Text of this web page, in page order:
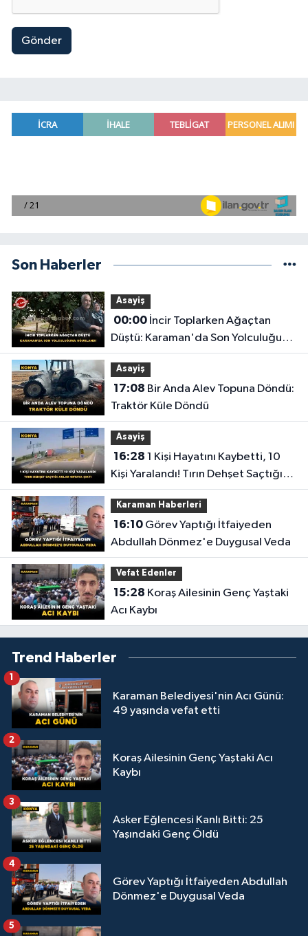
Gönder
Son Haberler
Asayiş
00:00İncir Toplarken Ağaçtan
Düştü: Karaman'da Son Yolculuğuna
Uğurlandı
Asayiş
17:08
Traktör Küle Döndü
Asayiş
16:28
Kişi Yaralandı! Tırın Dehşet Saçtığı
Anlar Ortaya Çıktı
Karaman Haberleri
16:10Görev Yaptığı İtfaiyeden
Abdullah Dönmez'e Duygusal Veda
Vefat Edenler
15:28
Acı Kaybı
Trend Haberler
Karaman Belediyesi'nin Acı Günü:
49 yaşında vefat etti
1
Koraş Ailesinin Genç Yaştaki Acı
Kaybı
2
Asker Eğlencesi Kanlı Bitti: 25
Yaşındaki Genç Öldü
3
Görev Yaptığı İtfaiyeden Abdullah
Dönmez'e Duygusal Veda
4
5